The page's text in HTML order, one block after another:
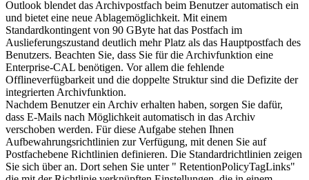
Outlook blendet das Archivpostfach beim Benutzer automatisch ein
und bietet eine neue Ablagemöglichkeit. Mit einem
Standardkontingent von 90 GByte hat das Postfach im
Auslieferungszustand deutlich mehr Platz als das Hauptpostfach des
Benutzers. Beachten Sie, dass Sie für die Archivfunktion eine
Enterprise-CAL benötigen. Vor allem die fehlende
Offlineverfügbarkeit und die doppelte Struktur sind die Defizite der
integrierten Archivfunktion.
Nachdem Benutzer ein Archiv erhalten haben, sorgen Sie dafür,
dass E-Mails nach Möglichkeit automatisch in das Archiv
verschoben werden. Für diese Aufgabe stehen Ihnen
Aufbewahrungsrichtlinien zur Verfügung, mit denen Sie auf
Postfachebene Richtlinien definieren. Die Standardrichtlinien zeigen
Sie sich über an. Dort sehen Sie unter " RetentionPolicyTagLinks"